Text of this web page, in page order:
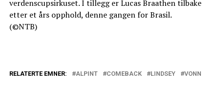
verdenscupsirkuset. I tillegg er Lucas Braathen tilbake
etter et års opphold, denne gangen for Brasil.
(©NTB)
RELATERTE EMNER: ALPINT COMEBACK LINDSEY VONN